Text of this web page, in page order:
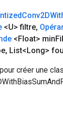
<U> filtre,
<Float> min
, List<Long>
créer une